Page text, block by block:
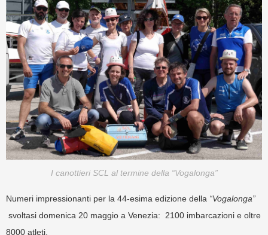
I canottieri SCL al termine della “Vogalonga”
Numeri impressionanti per la 44-esima edizione della “Vogalonga”
svoltasi domenica 20 maggio a Venezia: 2100 imbarcazioni e oltre
8000 atleti.